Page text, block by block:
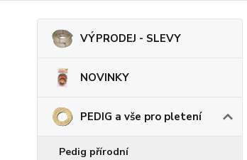
VÝPRODEJ - SLEVY
NOVINKY
PEDIG a vše pro pletení
Pedig přírodní